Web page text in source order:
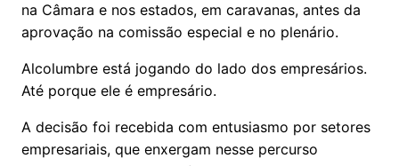
na Câmara e nos estados, em caravanas, antes da
aprovação na comissão especial e no plenário.
Alcolumbre está jogando do lado dos empresários.
Até porque ele é empresário.
A decisão foi recebida com entusiasmo por setores
empresariais, que enxergam nesse percurso